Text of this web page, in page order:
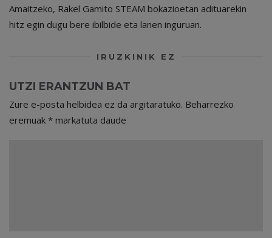
Amaitzeko, Rakel Gamito STEAM bokazioetan adituarekin
hitz egin dugu bere ibilbide eta lanen inguruan.
IRUZKINIK EZ
UTZI ERANTZUN BAT
Zure e-posta helbidea ez da argitaratuko. Beharrezko
eremuak * markatuta daude